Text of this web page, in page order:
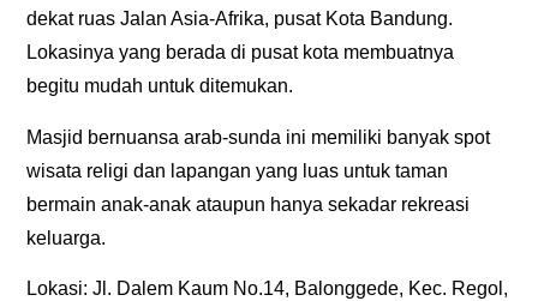
dekat ruas Jalan Asia-Afrika, pusat Kota Bandung.
Lokasinya yang berada di pusat kota membuatnya
begitu mudah untuk ditemukan.
Masjid bernuansa arab-sunda ini memiliki banyak spot
wisata religi dan lapangan yang luas untuk taman
bermain anak-anak ataupun hanya sekadar rekreasi
keluarga.
Lokasi: Jl. Dalem Kaum No.14, Balonggede, Kec. Regol,